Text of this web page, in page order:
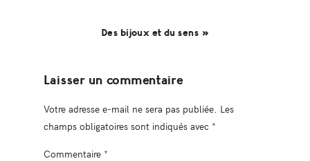
Des bijoux et du sens »
Interactions
Laisser un commentaire
Votre adresse e-mail ne sera pas publiée. Les
champs obligatoires sont indiqués avec *
Commentaire *